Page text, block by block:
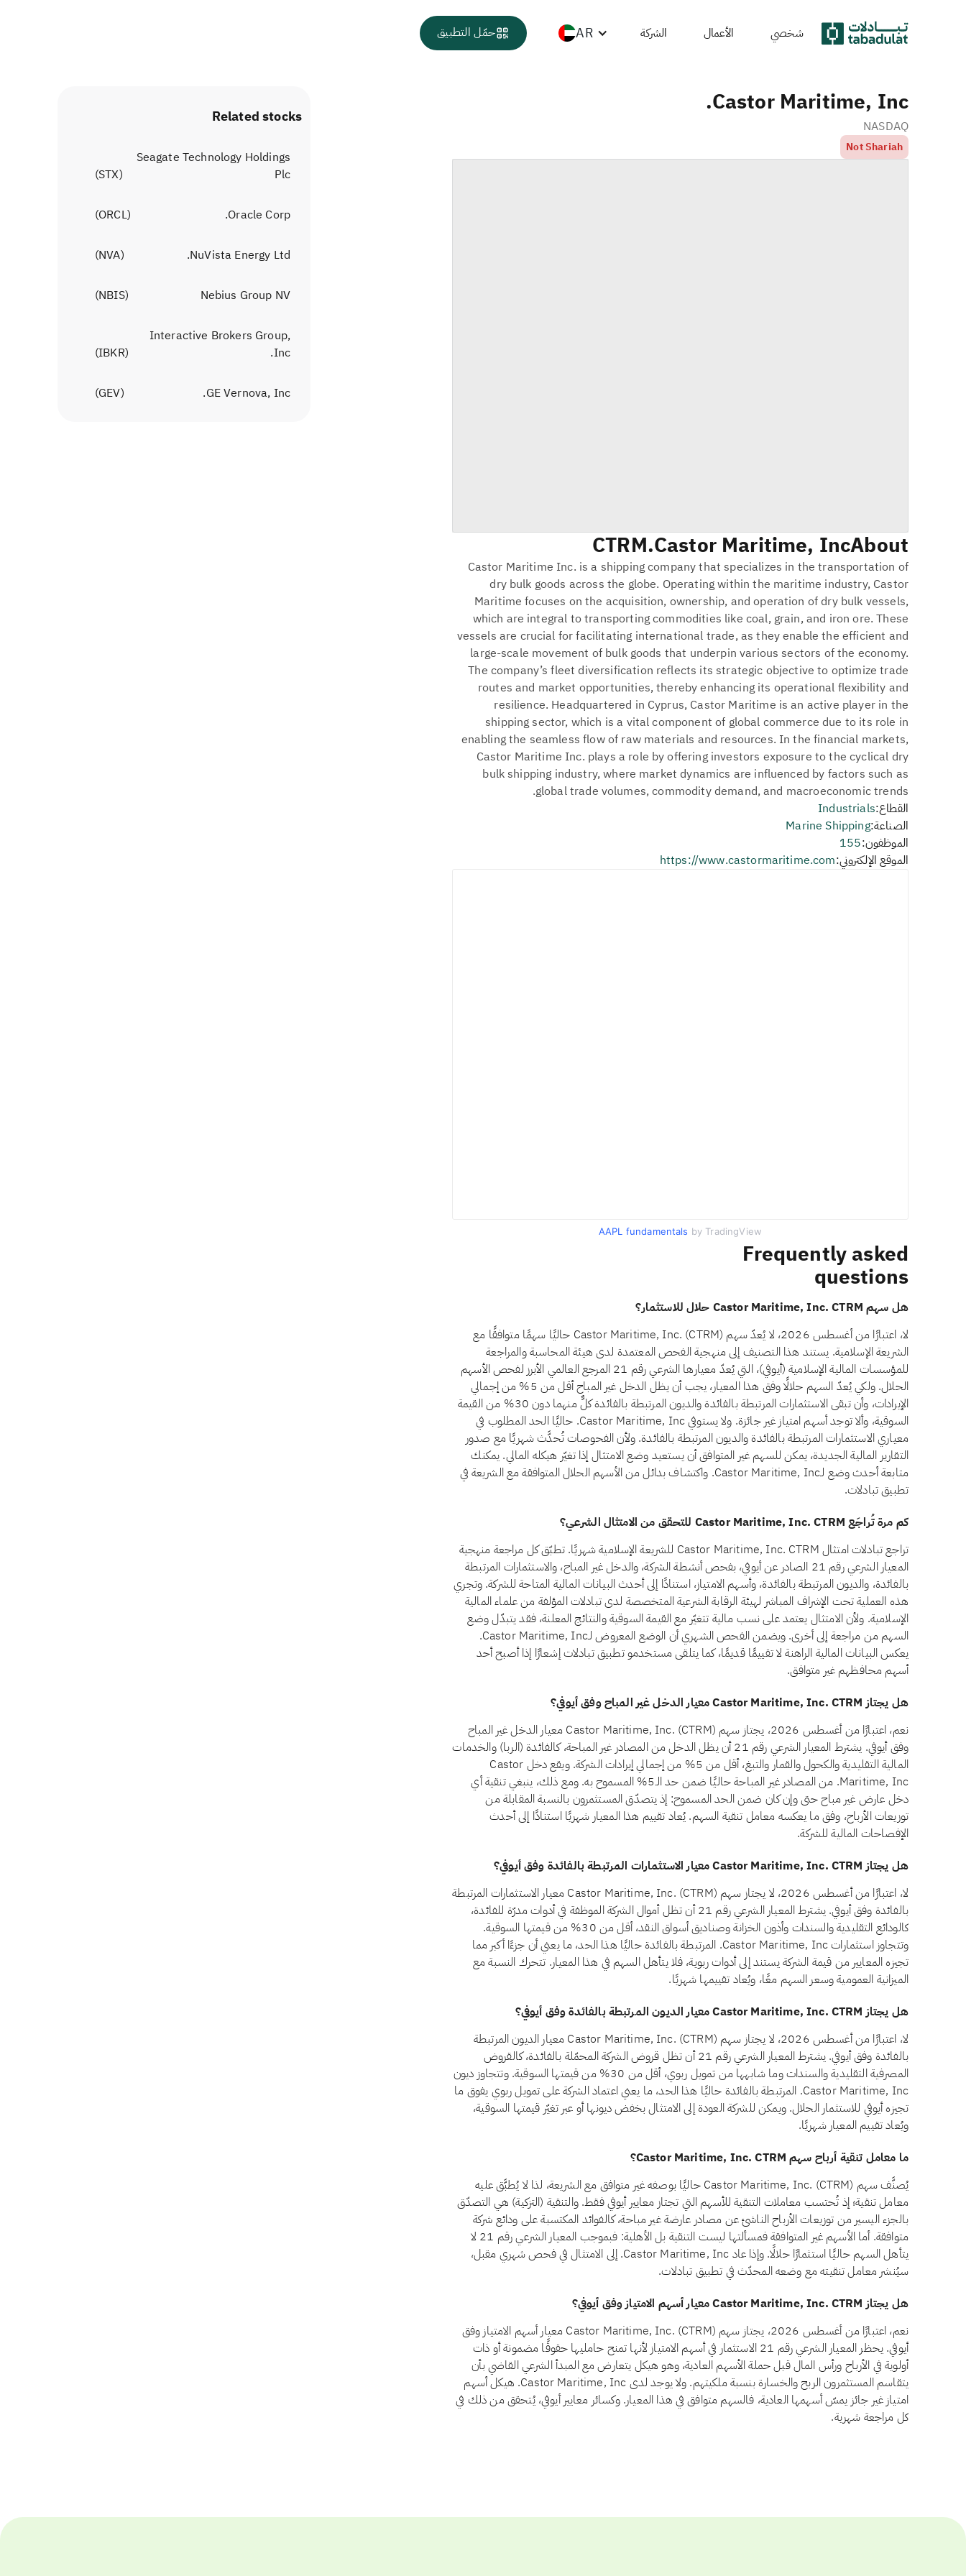
شخصي الأعمال الشركة AR حمّل التطبيق
Castor Maritime, Inc.
NASDAQ
Not Shariah
About
Castor Maritime, Inc.
CTRM
Castor Maritime Inc. is a shipping company that specializes in the transportation of
dry bulk goods across the globe. Operating within the maritime industry, Castor
Maritime focuses on the acquisition, ownership, and operation of dry bulk vessels,
which are integral to transporting commodities like coal, grain, and iron ore. These
vessels are crucial for facilitating international trade, as they enable the efficient and
large-scale movement of bulk goods that underpin various sectors of the economy.
The company’s fleet diversification reflects its strategic objective to optimize trade
routes and market opportunities, thereby enhancing its operational flexibility and
resilience. Headquartered in Cyprus, Castor Maritime is an active player in the
shipping sector, which is a vital component of global commerce due to its role in
enabling the seamless flow of raw materials and resources. In the financial markets,
Castor Maritime Inc. plays a role by offering investors exposure to the cyclical dry
bulk shipping industry, where market dynamics are influenced by factors such as
global trade volumes, commodity demand, and macroeconomic trends.
القطاع:Industrials
الصناعة:Marine Shipping
الموظفون:155
الموقع الإلكتروني:https://www.castormaritime.com
AAPL fundamentals by TradingView
Frequently asked
questions
هل سهم Castor Maritime, Inc. CTRM حلال للاستثمار؟
لا، اعتبارًا من أغسطس 2026، لا يُعدّ سهم Castor Maritime, Inc. (CTRM) حاليًا سهمًا متوافقًا مع
الشريعة الإسلامية. يستند هذا التصنيف إلى منهجية الفحص المعتمدة لدى هيئة المحاسبة والمراجعة
للمؤسسات المالية الإسلامية (أيوفي)، التي يُعدّ معيارها الشرعي رقم 21 المرجع العالمي الأبرز لفحص الأسهم
الحلال. ولكي يُعدّ السهم حلالًا وفق هذا المعيار، يجب أن يظل الدخل غير المباح أقل من 5% من إجمالي
الإيرادات، وأن تبقى الاستثمارات المرتبطة بالفائدة والديون المرتبطة بالفائدة كلٌّ منهما دون 30% من القيمة
السوقية، وألا توجد أسهم امتياز غير جائزة. ولا يستوفي Castor Maritime, Inc. حاليًا الحد المطلوب في
معياري الاستثمارات المرتبطة بالفائدة والديون المرتبطة بالفائدة. ولأن الفحوصات تُحدَّث شهريًا مع صدور
التقارير المالية الجديدة، يمكن للسهم غير المتوافق أن يستعيد وضع الامتثال إذا تغيّر هيكله المالي. يمكنك
متابعة أحدث وضع لـCastor Maritime, Inc. واكتشاف بدائل من الأسهم الحلال المتوافقة مع الشريعة في
تطبيق تبادلات.
كم مرة تُراجَع Castor Maritime, Inc. CTRM للتحقق من الامتثال الشرعي؟
تراجع تبادلات امتثال Castor Maritime, Inc. CTRM للشريعة الإسلامية شهريًا. تطبّق كل مراجعة منهجية
المعيار الشرعي رقم 21 الصادر عن أيوفي، بفحص أنشطة الشركة، والدخل غير المباح، والاستثمارات المرتبطة
بالفائدة، والديون المرتبطة بالفائدة، وأسهم الامتياز، استنادًا إلى أحدث البيانات المالية المتاحة للشركة. وتجري
هذه العملية تحت الإشراف المباشر لهيئة الرقابة الشرعية المتخصصة لدى تبادلات المؤلفة من علماء المالية
الإسلامية. ولأن الامتثال يعتمد على نسب مالية تتغيّر مع القيمة السوقية والنتائج المعلنة، فقد يتبدّل وضع
السهم من مراجعة إلى أخرى. ويضمن الفحص الشهري أن الوضع المعروض لـCastor Maritime, Inc.
يعكس البيانات المالية الراهنة لا تقييمًا قديمًا، كما يتلقى مستخدمو تطبيق تبادلات إشعارًا إذا أصبح أحد
أسهم محافظهم غير متوافق.
هل يجتاز Castor Maritime, Inc. CTRM معيار الدخل غير المباح وفق أيوفي؟
نعم، اعتبارًا من أغسطس 2026، يجتاز سهم Castor Maritime, Inc. (CTRM) معيار الدخل غير المباح
وفق أيوفي. يشترط المعيار الشرعي رقم 21 أن يظل الدخل من المصادر غير المباحة، كالفائدة (الربا) والخدمات
المالية التقليدية والكحول والقمار والتبغ، أقل من 5% من إجمالي إيرادات الشركة. ويقع دخل Castor
Maritime, Inc. من المصادر غير المباحة حاليًا ضمن حد الـ5% المسموح به. ومع ذلك، ينبغي تنقية أي
دخل عارض غير مباح حتى وإن كان ضمن الحد المسموح: إذ يتصدّق المستثمرون بالنسبة المقابلة من
توزيعات الأرباح، وفق ما يعكسه معامل تنقية السهم. يُعاد تقييم هذا المعيار شهريًا استنادًا إلى أحدث
الإفصاحات المالية للشركة.
هل يجتاز Castor Maritime, Inc. CTRM معيار الاستثمارات المرتبطة بالفائدة وفق أيوفي؟
لا، اعتبارًا من أغسطس 2026، لا يجتاز سهم Castor Maritime, Inc. (CTRM) معيار الاستثمارات المرتبطة
بالفائدة وفق أيوفي. يشترط المعيار الشرعي رقم 21 أن تظل أموال الشركة الموظفة في أدوات مدرّة للفائدة،
كالودائع التقليدية والسندات وأذون الخزانة وصناديق أسواق النقد، أقل من 30% من قيمتها السوقية.
وتتجاوز استثمارات Castor Maritime, Inc. المرتبطة بالفائدة حاليًا هذا الحد، ما يعني أن جزءًا أكبر مما
تجيزه المعايير من قيمة الشركة يستند إلى أدوات ربوية، فلا يتأهل السهم في هذا المعيار. تتحرك النسبة مع
الميزانية العمومية وسعر السهم معًا، ويُعاد تقييمها شهريًا.
هل يجتاز Castor Maritime, Inc. CTRM معيار الديون المرتبطة بالفائدة وفق أيوفي؟
لا، اعتبارًا من أغسطس 2026، لا يجتاز سهم Castor Maritime, Inc. (CTRM) معيار الديون المرتبطة
بالفائدة وفق أيوفي. يشترط المعيار الشرعي رقم 21 أن تظل قروض الشركة المحمّلة بالفائدة، كالقروض
المصرفية التقليدية والسندات وما شابهها من تمويل ربوي، أقل من 30% من قيمتها السوقية. وتتجاوز ديون
Castor Maritime, Inc. المرتبطة بالفائدة حاليًا هذا الحد، ما يعني اعتماد الشركة على تمويل ربوي يفوق ما
تجيزه أيوفي للاستثمار الحلال. ويمكن للشركة العودة إلى الامتثال بخفض ديونها أو عبر تغيّر قيمتها السوقية،
ويُعاد تقييم المعيار شهريًا.
ما معامل تنقية أرباح سهم Castor Maritime, Inc. CTRM؟
يُصنَّف سهم Castor Maritime, Inc. (CTRM) حاليًا بوصفه غير متوافق مع الشريعة، لذا لا يُطبَّق عليه
معامل تنقية؛ إذ تُحتسب معاملات التنقية للأسهم التي تجتاز معايير أيوفي فقط. والتنقية (التزكية) هي التصدّق
بالجزء اليسير من توزيعات الأرباح الناشئ عن مصادر عارضة غير مباحة، كالفوائد المكتسبة على ودائع شركة
متوافقة. أما الأسهم غير المتوافقة فمسألتها ليست التنقية بل الأهلية: فبموجب المعيار الشرعي رقم 21 لا
يتأهل السهم حاليًا استثمارًا حلالًا. وإذا عاد Castor Maritime, Inc. إلى الامتثال في فحص شهري مقبل،
سيُنشر معامل تنقيته مع وضعه المحدّث في تطبيق تبادلات.
هل يجتاز Castor Maritime, Inc. CTRM معيار أسهم الامتياز وفق أيوفي؟
نعم، اعتبارًا من أغسطس 2026، يجتاز سهم Castor Maritime, Inc. (CTRM) معيار أسهم الامتياز وفق
أيوفي. يحظر المعيار الشرعي رقم 21 الاستثمار في أسهم الامتياز لأنها تمنح حامليها حقوقًا مضمونة أو ذات
أولوية في الأرباح ورأس المال قبل حملة الأسهم العادية، وهو هيكل يتعارض مع المبدأ الشرعي القاضي بأن
يتقاسم المستثمرون الربح والخسارة بنسبة ملكيتهم. ولا يوجد لدى Castor Maritime, Inc. هيكل أسهم
امتياز غير جائز يمسّ أسهمها العادية، فالسهم متوافق في هذا المعيار. وكسائر معايير أيوفي، يُتحقق من ذلك في
كل مراجعة شهرية.
Related stocks
Seagate Technology Holdings
Plc
(
STX
)
Oracle Corp.
(
ORCL
)
NuVista Energy Ltd.
(
NVA
)
Nebius Group NV
(
NBIS
)
Interactive Brokers Group,
Inc.
(
IBKR
)
GE Vernova, Inc.
(
GEV
)